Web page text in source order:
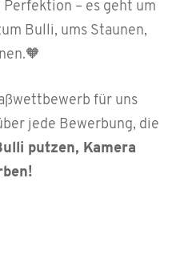
– es geht um
Bulli, ums Staunen,
für uns
jede Bewerbung, die
putzen, Kamera